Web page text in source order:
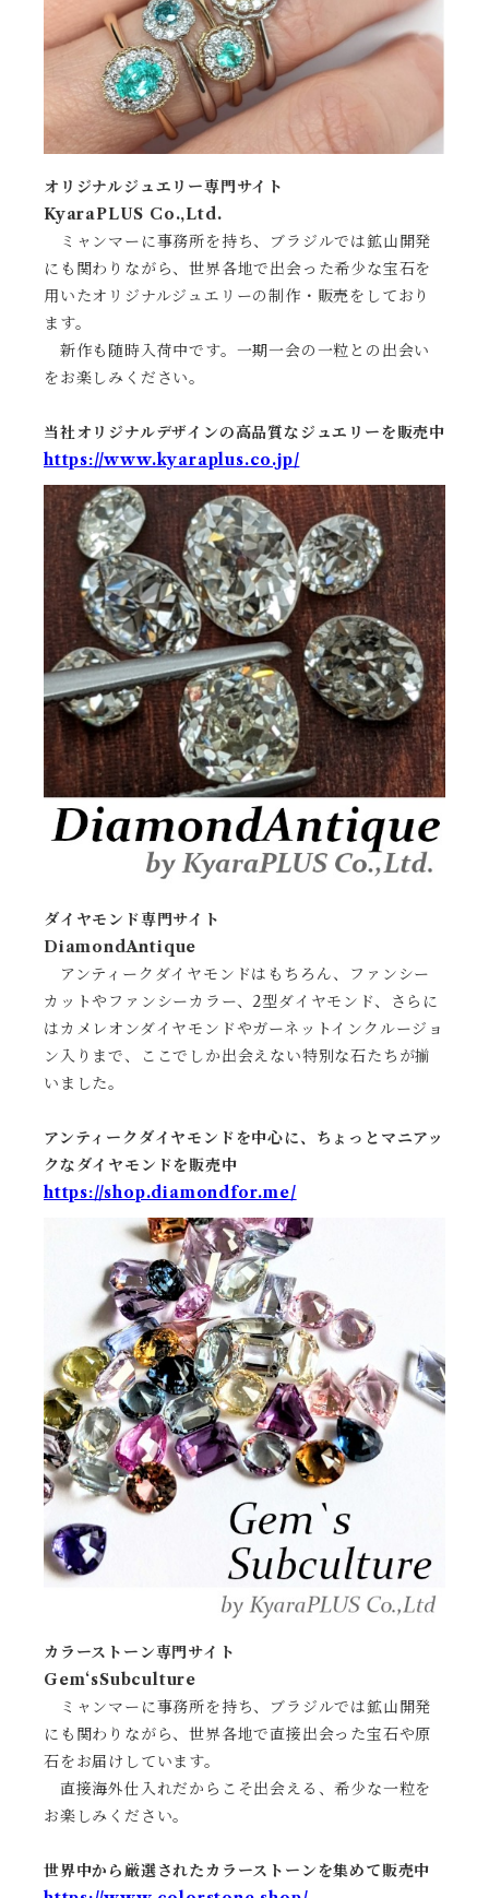
オリジナルジュエリー専門サイト
KyaraPLUS Co.,Ltd.
ミャンマーに事務所を持ち、ブラジルでは鉱山開発
にも関わりながら、世界各地で出会った希少な宝石を
用いたオリジナルジュエリーの制作・販売をしており
ます。
新作も随時入荷中です。一期一会の一粒との出会い
をお楽しみください。
当社オリジナルデザインの高品質なジュエリーを販売中
https://www.kyaraplus.co.jp/
ダイヤモンド専門サイト
DiamondAntique
アンティークダイヤモンドはもちろん、ファンシー
カットやファンシーカラー、2型ダイヤモンド、さらに
はカメレオンダイヤモンドやガーネットインクルージョ
ン入りまで、ここでしか出会えない特別な石たちが揃
いました。
アンティークダイヤモンドを中心に、ちょっとマニアッ
クなダイヤモンドを販売中
https://shop.diamondfor.me/
カラーストーン専門サイト
Gem‘sSubculture
ミャンマーに事務所を持ち、ブラジルでは鉱山開発
にも関わりながら、世界各地で直接出会った宝石や原
石をお届けしています。
直接海外仕入れだからこそ出会える、希少な一粒を
お楽しみください。
世界中から厳選されたカラーストーンを集めて販売中